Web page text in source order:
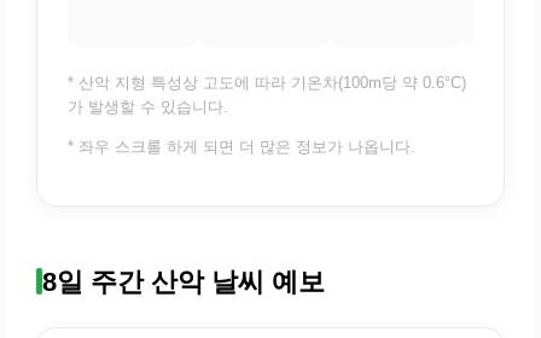
* 산악 지형 특성상 고도에 따라 기온차(100m당 약 0.6°C)
가 발생할 수 있습니다.
* 좌우 스크롤 하게 되면 더 많은 정보가 나옵니다.
8일 주간 산악 날씨 예보